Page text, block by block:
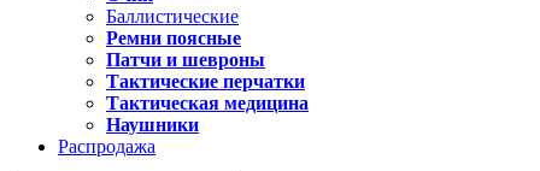
Баллистические
Ремни поясные
Патчи и шевроны
Тактические перчатки
Тактическая медицина
Наушники
Распродажа